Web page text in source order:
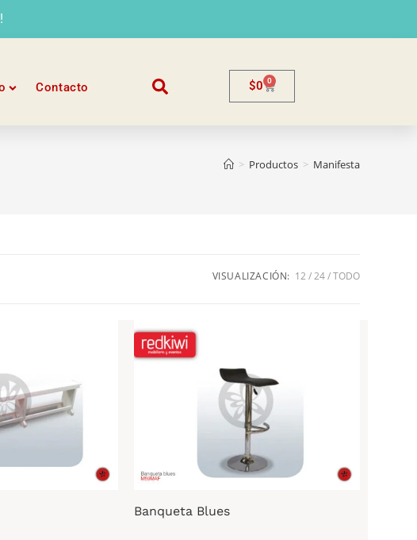
Contacto $0 0
> Productos > Manifesta
VISUALIZACIÓN: 12 24 TODO
Banqueta Blues